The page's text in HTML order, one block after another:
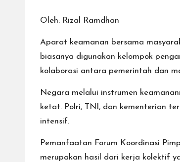
Oleh: Rizal Ramdhan
Aparat keamanan bersama
biasanya digunakan kelompok
kolaborasi antara pemerintah dan
Negara melalui instrumen
ketat. Polri, TNI, dan kementerian
intensif.
Pemanfaatan Forum Koordinasi
merupakan hasil dari kerja kolektif